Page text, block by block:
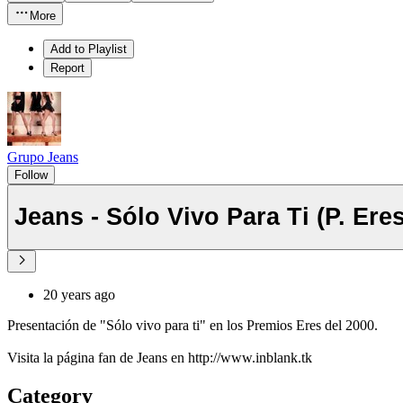
More
Add to Playlist
Report
Grupo Jeans
Follow
Jeans - Sólo Vivo Para Ti (P.
20 years ago
Presentación de "Sólo vivo para ti" en los Premios Eres del 2000.
Visita la página fan de Jeans en http://www.inblank.tk
Category